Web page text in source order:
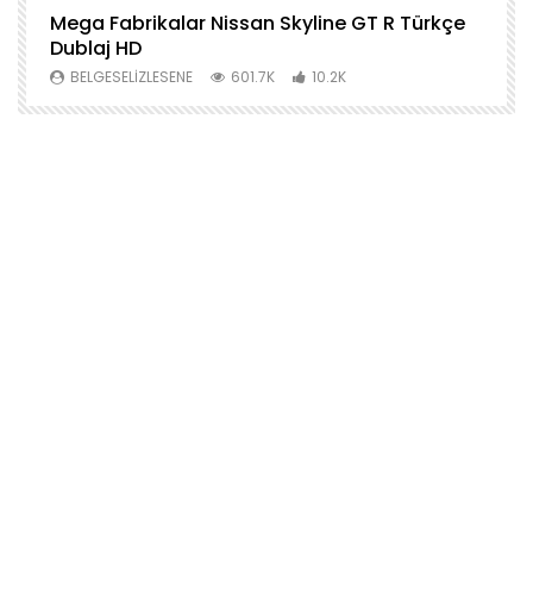
Mega Fabrikalar Nissan Skyline GT R Türkçe
Dublaj HD
BELGESELIZLESENE 601.7K 10.2K